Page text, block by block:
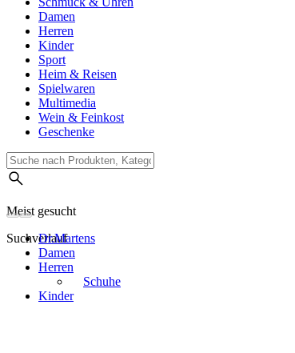
Damen
Herren
Kinder
Sport
Heim & Reisen
Spielwaren
Multimedia
Wein & Feinkost
Geschenke
Meist gesucht
SuchverlaufDr.Martens
Damen
Herren
Schuhe
Kinder